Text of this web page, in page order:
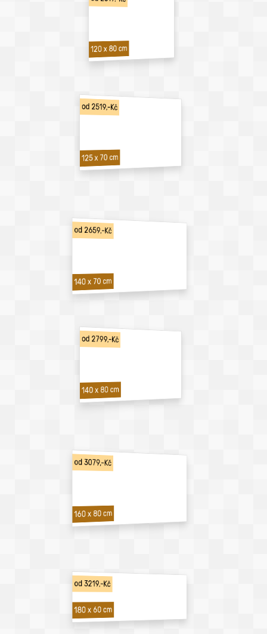
120 x 80 cm
od 2519,-Kč
125 x 70 cm
od 2659,-Kč
140 x 70 cm
od 2799,-Kč
140 x 80 cm
od 3079,-Kč
160 x 80 cm
od 3219,-Kč
180 x 60 cm